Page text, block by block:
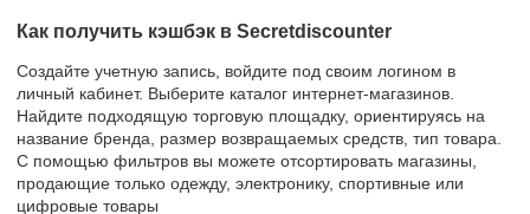
Как получить кэшбэк в Secretdiscounter
Создайте учетную запись, войдите под своим логином в
личный кабинет. Выберите каталог интернет-магазинов.
Найдите подходящую торговую площадку, ориентируясь на
название бренда, размер возвращаемых средств, тип товара.
С помощью фильтров вы можете отсортировать магазины,
продающие только одежду, электронику, спортивные или
цифровые товары